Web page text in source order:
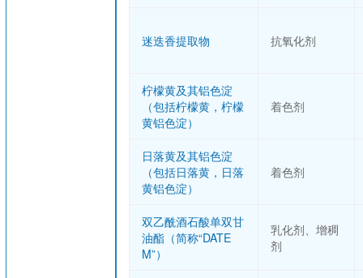
迷迭香提取物 抗氧化剂
柠檬黄及其铝色淀
（包括柠檬黄，柠檬
黄铝色淀）
着色剂
日落黄及其铝色淀
（包括日落黄，日落
黄铝色淀）
着色剂
双乙酰酒石酸单双甘
油酯（简称“DATE
M”）
乳化剂、增稠
剂